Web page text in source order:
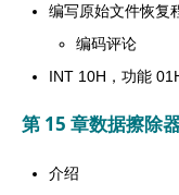
编写原始文件恢复
编码评论
INT 10H，功能
第 15 章数据擦除
介绍